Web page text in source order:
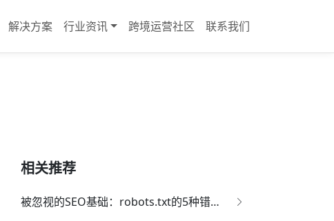
解决方案 行业资讯 跨境运营社区 联系我们
相关推荐
被忽视的SEO基础：robots.txt的5种错误配置如何毁掉你的收录